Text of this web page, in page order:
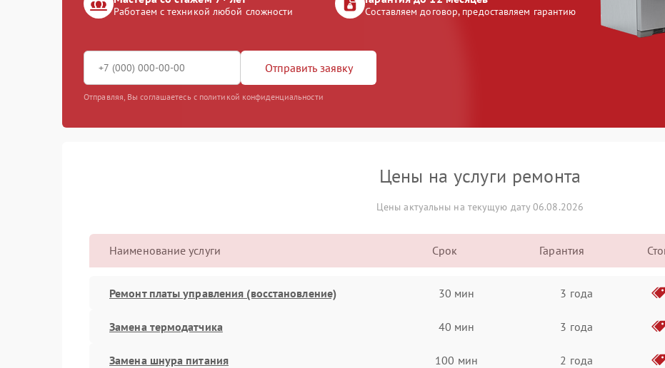
Работаем с техникой любой сложности Составляем договор, предоставляем гарантию
Отправить заявку
Отправляя, Вы соглашаетесь с политикой конфиденциальности
Цены на услуги ремонта
Цены актуальны на текущую дату 06.08.2026
Наименование услуги Срок Гарантия
Ремонт платы управления (восстановление) 30 мин 3 года
Замена термодатчика 40 мин 3 года
Замена шнура питания 100 мин 2 года